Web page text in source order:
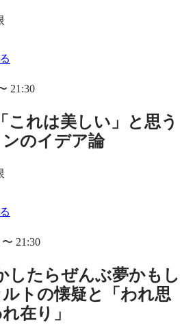
21:30
れは美しい」と思う
のイデア論
21:30
たらぜんぶ夢かもし
トの懐疑と「われ思
在り」